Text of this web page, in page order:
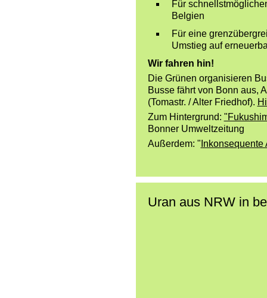
Für
Belgien
Für eine
Umstieg auf
Wir fahren hin!
Die Grünen organisieren
Busse fährt von Bonn aus,
(Tomastr. / Alter Friedhof).
Zum Hintergrund:
Bonner Umweltzeitung
Außerdem: " Inkonsequente
Uran aus NRW in